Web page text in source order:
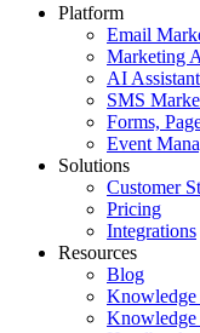
Platform
Email
Marketing
AI Assistant
SMS
Forms,
Event
Solutions
Customer
Pricing
Integrations
Resources
Blog
Knowledge
Knowledge